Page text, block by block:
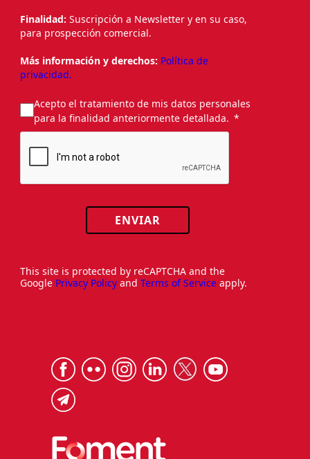
Finalidad: Suscripción a Newsletter y en su caso,
para prospección comercial.
Más información y derechos: Política de
privacidad.
Acepto el tratamiento de mis datos personales
para la finalidad anteriormente detallada.
ENVIAR
This site is protected by reCAPTCHA and the
Google Privacy Policy and Terms of Service apply.